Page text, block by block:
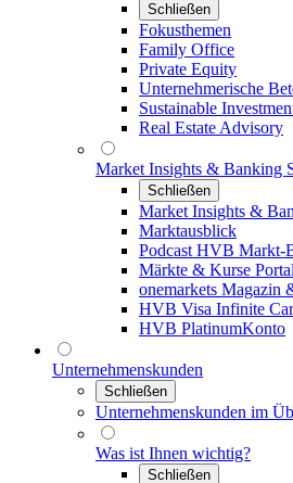
Schließen
Fokusthemen
Family Office
Private Equity
Unternehmerische
Sustainable
Real Estate Advisory
Market Insights & Banking
Schließen
Market Insights &
Marktausblick
Podcast HVB Markt-
Märkte & Kurse Portal
onemarkets Magazin
HVB Visa Infinite
HVB PlatinumKonto
Unternehmenskunden
Schließen
Unternehmenskunden im
Was ist Ihnen wichtig?
Schließen